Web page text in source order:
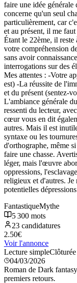
faire une idée
concerne qu'un seul
particulièrement, car
et au présent, il me
Étant le 22ème, il reste
votre compréhension
sans avoir
interrogations sur des
Mes attentes : -Votre
est) -La réussite de
et du présent (sentez-
L'ambiance générale
ressenti du lecteur,
cœur vous en dit
autres. Mais il est
syntaxe ou les
d'orthographe, même
faire une chasse.
léger, mais l'œuvre
oppressions,
religieux et d'autres. Je
potentielles
FantastiqueMythe
5 300 mots
23 candidatures
2.50€
Voir l'annonce
Lecture simpleClôturée
04/03/2026
Roman de Dark
premiers retours.